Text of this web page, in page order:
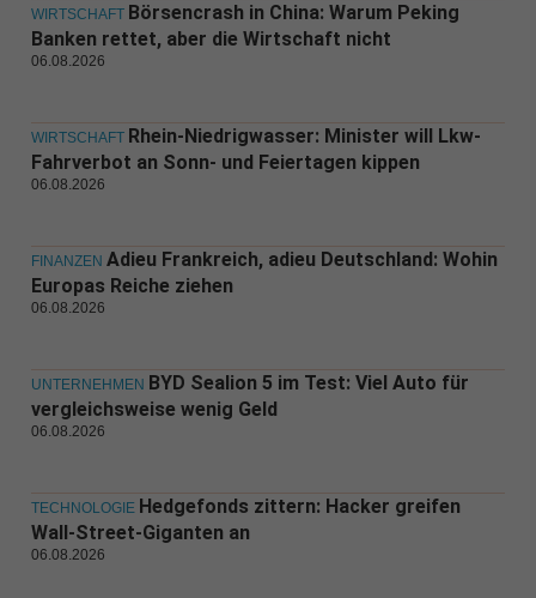
WIRTSCHAFT Börsencrash in China: Warum Peking
Banken rettet, aber die Wirtschaft nicht
06.08.2026
WIRTSCHAFT Rhein-Niedrigwasser: Minister will Lkw-
Fahrverbot an Sonn- und Feiertagen kippen
06.08.2026
FINANZEN Adieu Frankreich, adieu Deutschland: Wohin
Europas Reiche ziehen
06.08.2026
UNTERNEHMEN BYD Sealion 5 im Test: Viel Auto für
vergleichsweise wenig Geld
06.08.2026
TECHNOLOGIE Hedgefonds zittern: Hacker greifen
Wall-Street-Giganten an
06.08.2026